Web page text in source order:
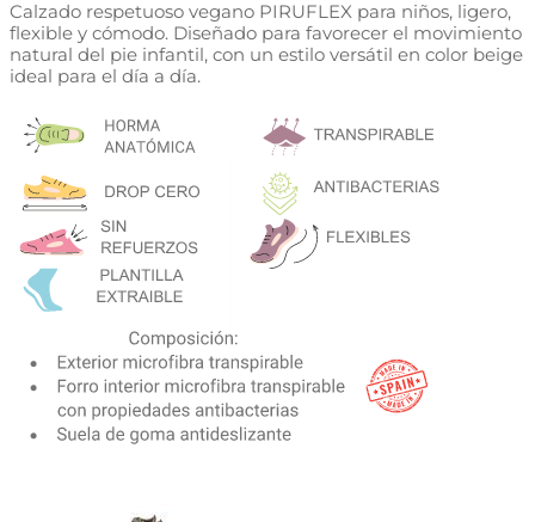
Calzado respetuoso vegano PIRUFLEX para niños, ligero,
flexible y cómodo. Diseñado para favorecer el movimiento
natural del pie infantil, con un estilo versátil en color beige
ideal para el día a día.